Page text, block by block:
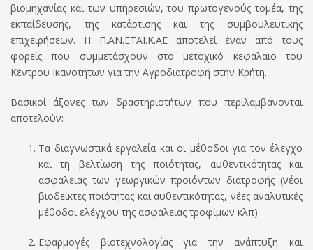
βιομηχανίας και των υπηρεσιών, του πρωτογενούς τομέα, της
εκπαίδευσης, της κατάρτισης και της συμβουλευτικής
επιχειρήσεων. Η Π.ΑΝ.ΕΤΑΙ.Κ.ΑΕ αποτελεί έναν από τους
φορείς που συμμετάσχουν στο μετοχικό κεφάλαιο του
Κέντρου Ικανοτήτων για την Αγροδιατροφή στην Κρήτη.
Βασικοί άξονες των δραστηριοτήτων που περιλαμβάνονται
αποτελούν:
Τα διαγνωστικά εργαλεία και οι μέθοδοι για τον έλεγχο
και τη βελτίωση της ποιότητας, αυθεντικότητας και
ασφάλειας των γεωργικών προϊόντων διατροφής (νέοι
βιοδείκτες ποιότητας και αυθεντικότητας, νέες αναλυτικές
μέθοδοι ελέγχου της ασφάλειας τροφίμων κλπ)
Εφαρμογές βιοτεχνολογίας για την ανάπτυξη και